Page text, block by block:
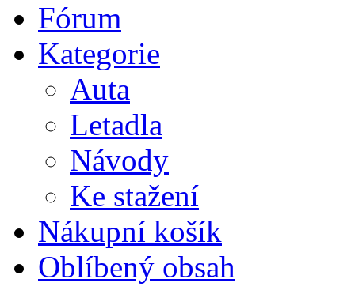
Fórum
Kategorie
Auta
Letadla
Návody
Ke stažení
Nákupní košík
Oblíbený obsah